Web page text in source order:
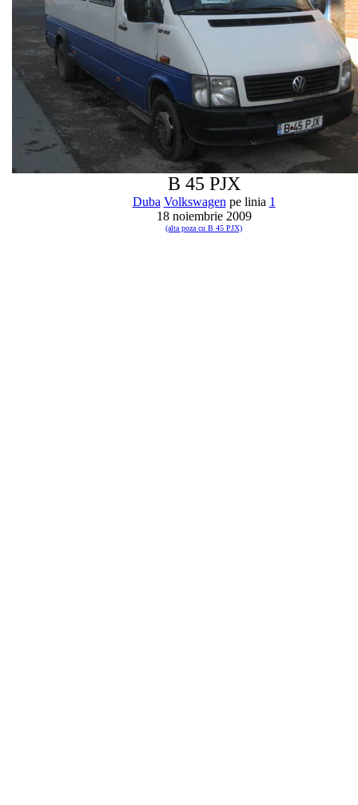
B 45 PJX
Duba Volkswagen pe linia 1
18 noiembrie 2009
(alta poza cu B 45 PJX)